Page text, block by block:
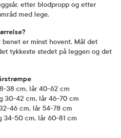
etter blodpropp og etter
med lege.
benet er minst hovent. Mål det
tykkeste stedet på leggen og det
38 cm, lår 40-62 cm
30-42 cm, lår 46-70 cm
46 cm, lår 54-78 cm
34-50 cm, lår 60-81 cm